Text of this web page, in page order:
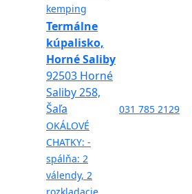
kemping
Termálne
kúpalisko,
Horné Saliby
92503 Horné
Saliby 258,
Šaľa
OKÁLOVÉ
CHATKY: -
spálňa: 2
válendy, 2
031 785 2129